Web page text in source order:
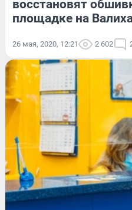
восстановят
площадке на
26 мая, 2020, 12:21 2 602